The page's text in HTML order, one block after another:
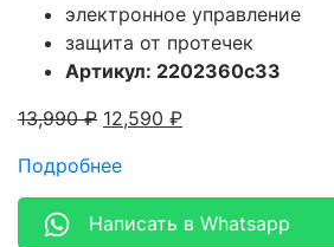
электронное управление
защита от протечек
Артикул: 2202360c33
13,990₽ 12,590 ₽
Подробнее
Написать в Whatsapp